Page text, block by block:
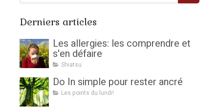
Derniers articles
Les allergies: les comprendre et
s'en défaire
Shiatsu
Do In simple pour rester ancré
Les points du lundi!